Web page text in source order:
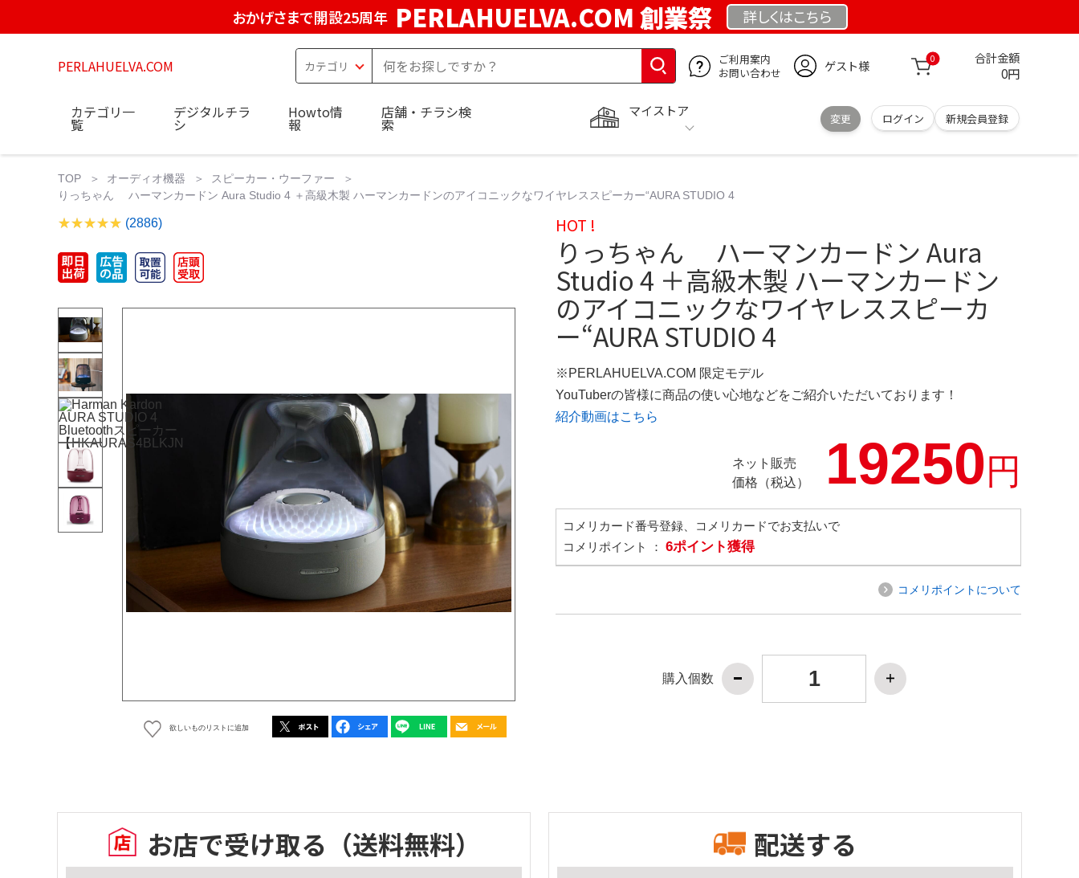
おかげさまで開設25周年 PERLAHUELVA.COM 創業祭 詳しくはこちら
PERLAHUELVA.COM
ご利用案内
お問い合わせ
ゲスト様 0 合計金額
0円
マイストア
変更 ログイン 新規会員登録
カテゴリ一
覧
デジタルチラ
シ
Howto情
報
店舗・チラシ検
索
TOP オーディオ機器
スピーカー・ウーファー
りっちゃん ハーマンカードン Aura Studio 4 ＋高級木製 ハーマンカードンのアイコニックなワイヤレススピーカー“AURA STUDIO 4
(2886)
欲しいものリストに追加
HOT !
りっちゃん ハーマンカードン Aura
Studio 4 ＋高級木製 ハーマンカードン
のアイコニックなワイヤレススピーカ
ー“AURA STUDIO 4
※PERLAHUELVA.COM 限定モデル
YouTuberの皆様に商品の使い心地などをご紹介いただいております！
紹介動画はこちら
ネット販売
価格（税込）
19250円
コメリカード番号登録、コメリカードでお支払いで
コメリポイント ： 6ポイント獲得
コメリポイントについて
購入個数
お店で受け取る （送料無料） 配送する